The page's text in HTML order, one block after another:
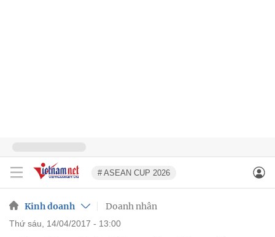
# ASEAN CUP 2026
Kinh doanh Doanh nhân
thứ sáu, 14/04/2017 - 13:00